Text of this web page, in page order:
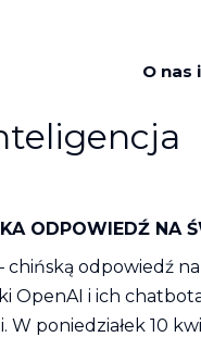
O nas
ODPOWIEDŹ NA
chińską odpowiedź
OpenAI i ich
W poniedziałek 10